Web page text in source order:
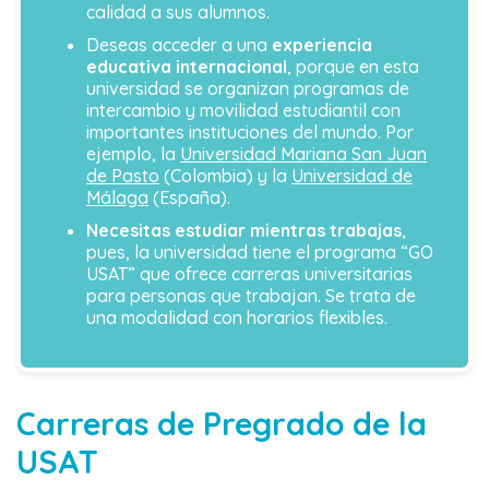
calidad a sus alumnos.
Deseas acceder a una experiencia
educativa internacional, porque en esta
universidad se organizan programas de
intercambio y movilidad estudiantil con
importantes instituciones del mundo. Por
ejemplo, la Universidad Mariana San Juan
de Pasto (Colombia) y la Universidad de
Málaga (España).
Necesitas estudiar mientras trabajas,
pues, la universidad tiene el programa “GO
USAT” que ofrece carreras universitarias
para personas que trabajan. Se trata de
una modalidad con horarios flexibles.
Carreras de Pregrado de la
USAT